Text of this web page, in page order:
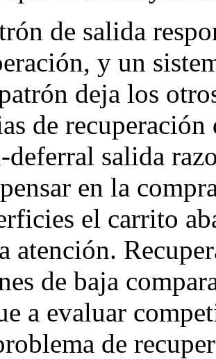
de salida
y un
deja los
de
deferral salida
en la
el carrito
atención.
de baja
a evaluar
de